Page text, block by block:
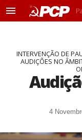
M
INTERVENÇÃO DE
AUDIÇÕES NO
4